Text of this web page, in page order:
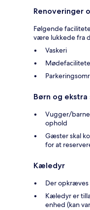
Renoveringer
Følgende
være lukkede fra
Vaskeri
Børn og ekstra
Vugger/
ophold
Gæster skal
for at
Kæledyr
Der
Kæledyr er
enhed (kan